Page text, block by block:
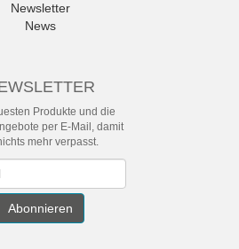
Newsletter
News
Produkte und die
per E-Mail, damit
mehr verpasst.
Abonnieren